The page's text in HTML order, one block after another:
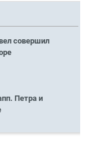
совершил
Петра и